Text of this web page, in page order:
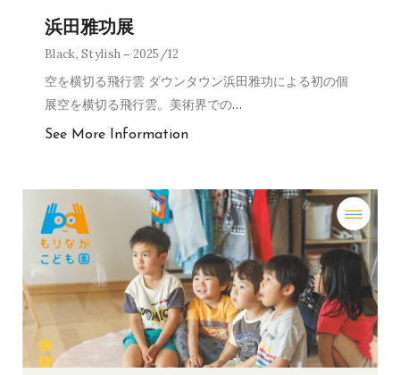
浜田雅功展
Black,Stylish 2025/12
空を横切る飛行雲 ダウンタウン浜田雅功による初の個
展空を横切る飛行雲。美術界での…
See More Information